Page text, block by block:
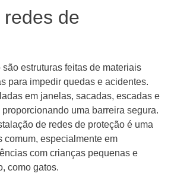
de
estruturas feitas de materiais
para impedir quedas e acidentes.
em janelas, sacadas, escadas e
uma barreira segura.
de redes de proteção é uma
comum, especialmente em
com crianças pequenas e
como gatos.